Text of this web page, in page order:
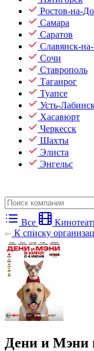
Ростов-на-
Самара
Саратов
Славянск-
Сочи
Ставрополь
Таганрог
Туапсе
Усть-
Хасавюрт
Черкесск
Шахты
Элиста
Энгельс
Все
К списку
Дени и Мэни